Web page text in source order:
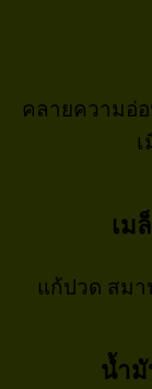
คลายความอ่อ
เม
แก้ปวด สม
น้ำ